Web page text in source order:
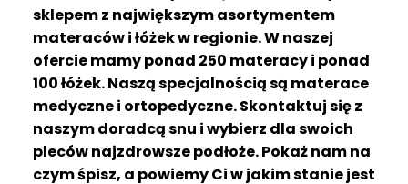
sklepem z największym asortymentem
materaców i łóżek w regionie. W naszej
ofercie mamy ponad 250 materacy i ponad
100 łóżek. Naszą specjalnością są materace
medyczne i ortopedyczne. Skontaktuj się z
naszym doradcą snu i wybierz dla swoich
pleców najzdrowsze podłoże. Pokaż nam na
czym śpisz, a powiemy Ci w jakim stanie jest